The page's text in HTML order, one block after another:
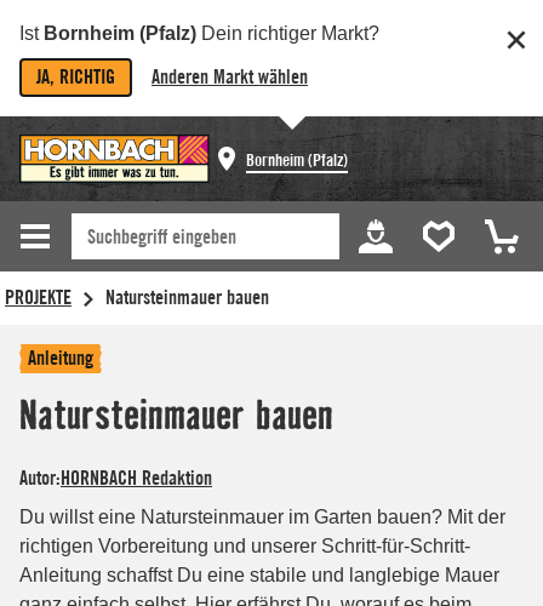
Ist Bornheim (Pfalz) Dein richtiger Markt?
JA, RICHTIG Anderen Markt wählen
Bornheim (Pfalz)